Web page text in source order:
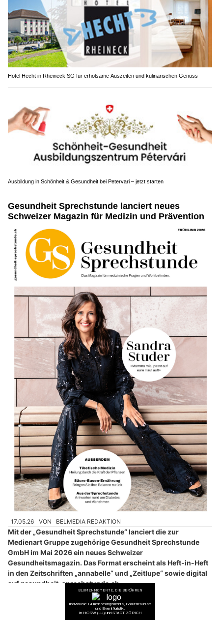
Hotel Hecht in Rheineck SG für erholsame Auszeiten und kulinarischen Genuss
Ausbildung in Schönheit & Gesundheit bei Petervari – jetzt starten
Gesundheit Sprechstunde lanciert neues
Schweizer Magazin für Medizin und Prävention
17.05.26 VON BELMEDIA REDAKTION
Mit der „Gesundheit Sprechstunde“ lanciert die zur
Medienart Gruppe zugehörige Gesundheit Sprechstunde
GmbH im Mai 2026 ein neues Schweizer
Gesundheitsmagazin. Das Format erscheint als Heft-in-Heft
in den Zeitschriften „annabelle“ und „Zeitlupe“ sowie digital
auf gesundheit-sprechstunde.ch.
Die „Gesundheit Sprechstunde“ richtet sich an Leserinnen und
Leser, die medizinische Themen verständlich, fundiert und